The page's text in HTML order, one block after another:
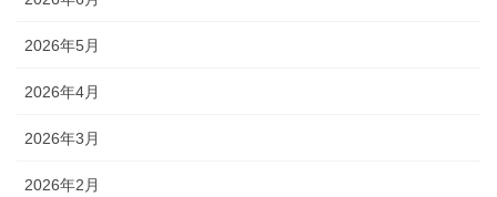
2026年5月
2026年4月
2026年3月
2026年2月